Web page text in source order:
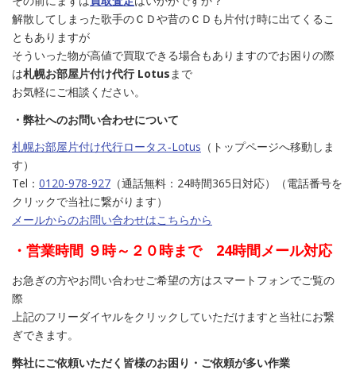
解散してしまった歌手のＣＤや昔のＣＤも片付け時に出てくるこ
ともありますが
そういった物が高値で買取できる場合もありますのでお困りの際
は札幌お部屋片付け代行 Lotusまで
お気軽にご相談ください。
・弊社へのお問い合わせについて
札幌お部屋片付け代行ロータス‐Lotus （トップページへ移動しま
す）
Tel： 0120-978-927 （通話無料：24時間365日対応）（電話番号を
クリックで当社に繋がります）
メールからのお問い合わせはこちらから
・営業時間 ９時～２０時まで 24時間メール対応
お急ぎの方やお問い合わせご希望の方はスマートフォンでご覧の
際
上記のフリーダイヤルをクリックしていただけますと当社にお繋
ぎできます。
弊社にご依頼いただく皆様のお困り・ご依頼が多い作業